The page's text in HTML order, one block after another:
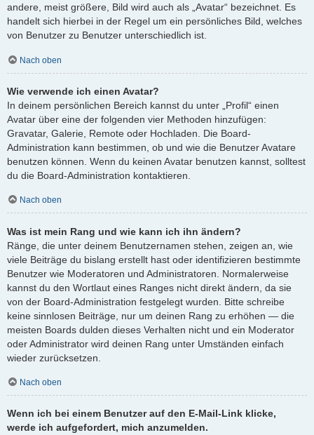
andere, meist größere, Bild wird auch als „Avatar“ bezeichnet. Es
handelt sich hierbei in der Regel um ein persönliches Bild, welches
von Benutzer zu Benutzer unterschiedlich ist.
Nach oben
Wie verwende ich einen Avatar?
In deinem persönlichen Bereich kannst du unter „Profil“ einen
Avatar über eine der folgenden vier Methoden hinzufügen:
Gravatar, Galerie, Remote oder Hochladen. Die Board-
Administration kann bestimmen, ob und wie die Benutzer Avatare
benutzen können. Wenn du keinen Avatar benutzen kannst, solltest
du die Board-Administration kontaktieren.
Nach oben
Was ist mein Rang und wie kann ich ihn ändern?
Ränge, die unter deinem Benutzernamen stehen, zeigen an, wie
viele Beiträge du bislang erstellt hast oder identifizieren bestimmte
Benutzer wie Moderatoren und Administratoren. Normalerweise
kannst du den Wortlaut eines Ranges nicht direkt ändern, da sie
von der Board-Administration festgelegt wurden. Bitte schreibe
keine sinnlosen Beiträge, nur um deinen Rang zu erhöhen — die
meisten Boards dulden dieses Verhalten nicht und ein Moderator
oder Administrator wird deinen Rang unter Umständen einfach
wieder zurücksetzen.
Nach oben
Wenn ich bei einem Benutzer auf den E-Mail-Link klicke,
werde ich aufgefordert, mich anzumelden.